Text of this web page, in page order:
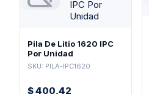
Pila De Litio 1620 IPC
Por Unidad
SKU: PILA-IPC1620
$400,42